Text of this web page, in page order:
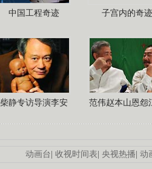
中国工程奇迹 子宫内的奇迹
柴静专访导演李安 范伟赵本山恩怨
动画台 收视时间表 央视热播 动